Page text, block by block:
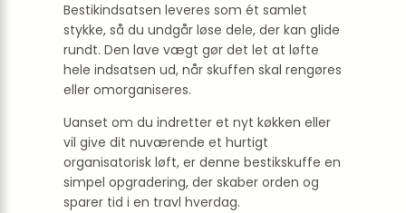
Bestikindsatsen leveres som ét samlet
stykke, så du undgår løse dele, der kan glide
rundt. Den lave vægt gør det let at løfte
hele indsatsen ud, når skuffen skal rengøres
eller omorganiseres.
Uanset om du indretter et nyt køkken eller
vil give dit nuværende et hurtigt
organisatorisk løft, er denne bestikskuffe en
simpel opgradering, der skaber orden og
sparer tid i en travl hverdag.